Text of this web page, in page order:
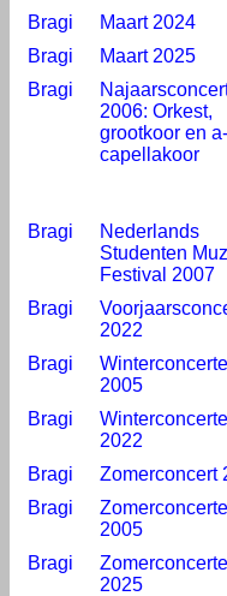
Bragi Maart 2024
Bragi
Maart 2025
Bragi
2006: Orkest,
grootkoor en a-
capellakoor
Bragi
Nederlands
Studenten
Festival 2007
Bragi
2022
Bragi
2005
Bragi
2022
Bragi Zomerconcert
Bragi
2005
Bragi
2025